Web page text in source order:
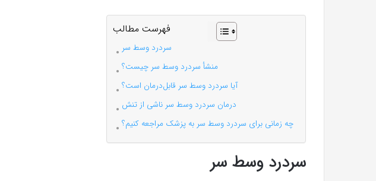
فهرست مطالب
سردرد وسط سر
منشأ سردرد وسط سر چیست؟
آیا سردرد وسط سر قابل‌درمان است؟
درمان سردرد وسط سر ناشی از تنش
چه زمانی برای سردرد وسط سر به پزشک مراجعه کنیم؟
سردرد وسط سر